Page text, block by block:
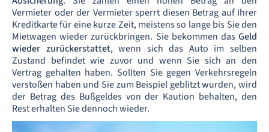
Vermieter oder der Vermieter sperrt diesen Betrag auf Ihrer
Kreditkarte für eine kurze Zeit, meistens so lange bis Sie den
Mietwagen wieder zurückbringen. Sie bekommen das Geld
wieder zurückerstattet, wenn sich das Auto im selben
Zustand befindet wie zuvor und wenn Sie sich an den
Vertrag gehalten haben. Sollten Sie gegen Verkehrsregeln
verstoßen haben und Sie zum Beispiel geblitzt wurden, wird
der Betrag des Bußgeldes von der Kaution behalten, den
Rest erhalten Sie dennoch wieder.